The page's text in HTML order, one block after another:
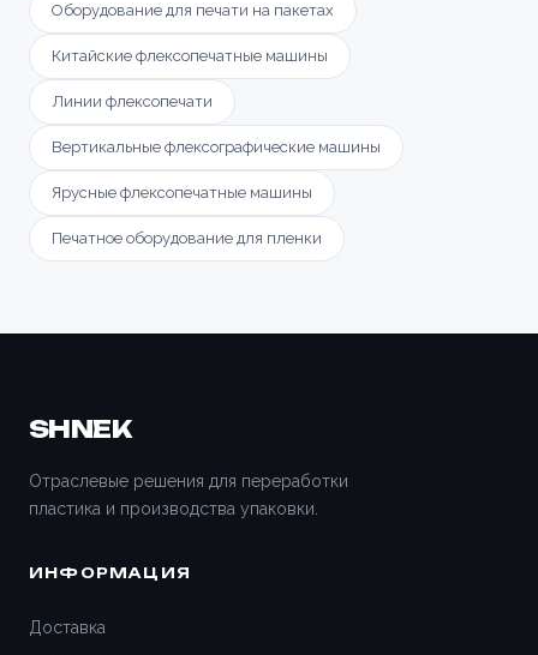
Оборудование для печати на пакетах
Китайские флексопечатные машины
Линии флексопечати
Вертикальные флексографические машины
Ярусные флексопечатные машины
Печатное оборудование для пленки
SHNEK
Отраслевые решения для переработки
пластика и производства упаковки.
ИНФОРМАЦИЯ
Доставка